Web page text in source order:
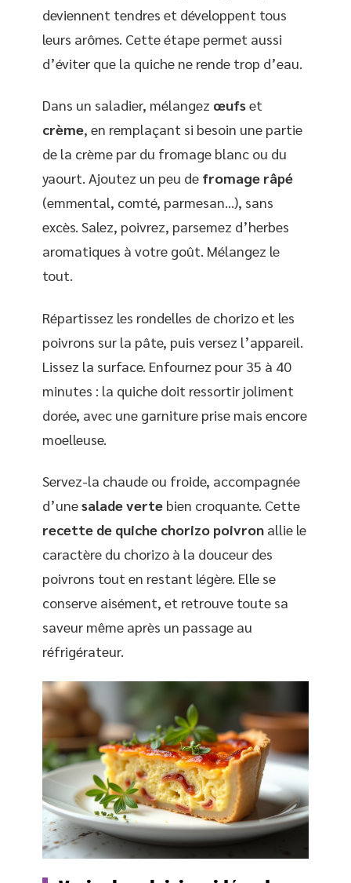
deviennent tendres et développent tous
leurs arômes. Cette étape permet aussi
d’éviter que la quiche ne rende trop d’eau.
Dans un saladier, mélangez œufset
crème, en remplaçant si besoin une partie
de la crème par du fromage blanc ou du
yaourt. Ajoutez un peu de fromage râpé
(emmental, comté, parmesan…), sans
excès. Salez, poivrez, parsemez d’herbes
aromatiques à votre goût. Mélangez le
tout.
Répartissez les rondelles de chorizo et les
poivrons sur la pâte, puis versez l’appareil.
Lissez la surface. Enfournez pour 35 à 40
minutes : la quiche doit ressortir joliment
dorée, avec une garniture prise mais encore
moelleuse.
Servez-la chaude ou froide, accompagnée
d’unesalade verte bien croquante. Cette
recette de quiche chorizo poivron allie le
caractère du chorizo à la douceur des
poivrons tout en restant légère. Elle se
conserve aisément, et retrouve toute sa
saveur même après un passage au
réfrigérateur.